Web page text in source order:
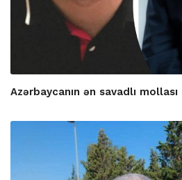
Azərbaycanın ən savadlı mollası